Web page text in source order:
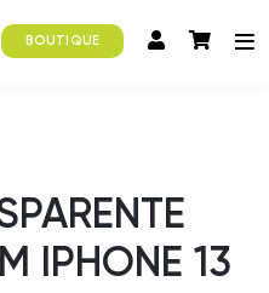
BOUTIQUE
IPHONE 13